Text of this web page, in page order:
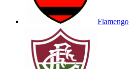
Flamengo